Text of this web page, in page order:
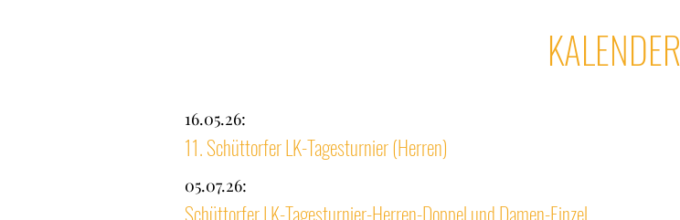
KALENDER
16.05.26:
11. Schüttorfer LK-Tagesturnier (Herren)
05.07.26:
Schüttorfer LK-Tagesturnier-Herren-Doppel und Damen-Einzel